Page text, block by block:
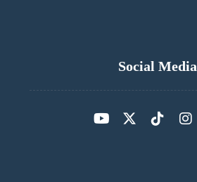
Social Media